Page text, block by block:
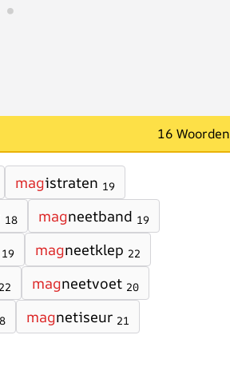
16 Woorden
magistraten 19
18 magneetband 19
19 magneetklep 22
22 magneetvoet 20
magnetiseur 21